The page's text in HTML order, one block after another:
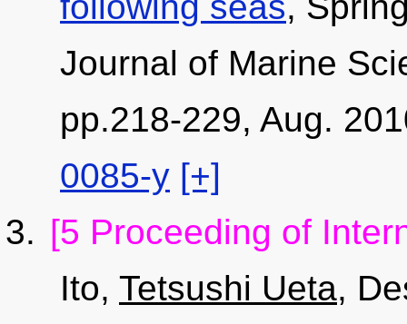
Journal of Marine
pp.218-229, Aug.
0085-y [+]
[5 Proceeding of
Ito, Tetsushi Ueta,